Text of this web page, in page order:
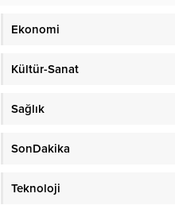
günümüzde dünya...
Ekonomi
Kültür-Sanat
Sağlık
SonDakika
Teknoloji